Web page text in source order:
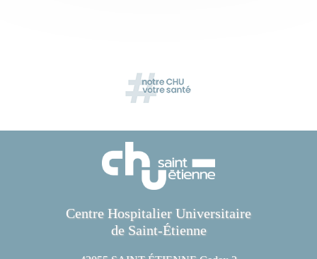
Centre Hospitalier Universitaire
de Saint-Étienne